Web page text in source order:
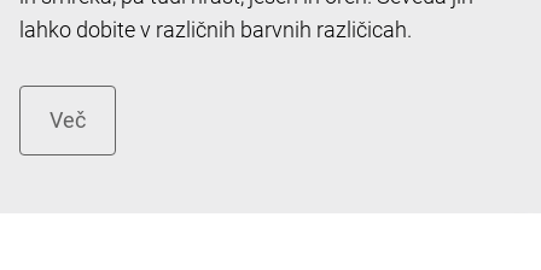
lahko dobite v različnih barvnih različicah.